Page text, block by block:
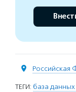
Российская
ТЕГИ: база